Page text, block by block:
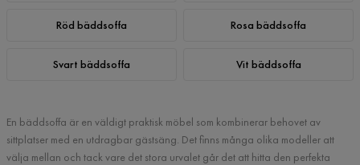
Röd bäddsoffa Rosa bäddsoffa
Svart bäddsoffa Vit bäddsoffa
En bäddsoffa är en väldigt praktisk möbel som kombinerar behovet av
sittplatser med en utdragbar gästsäng. Det finns många olika modeller att
välja mellan och tack vare det stora urvalet går det att hitta den perfekta